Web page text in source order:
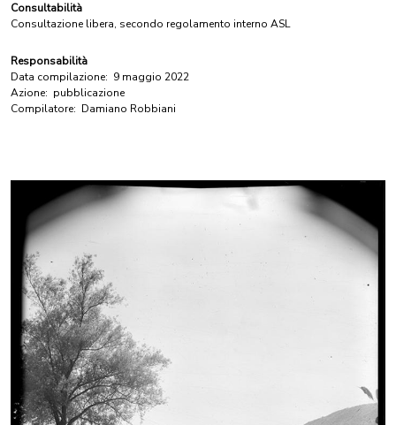
Consultabilità
Consultazione libera, secondo regolamento interno ASL
Responsabilità
Data compilazione: 9 maggio 2022
Azione: pubblicazione
Compilatore: Damiano Robbiani